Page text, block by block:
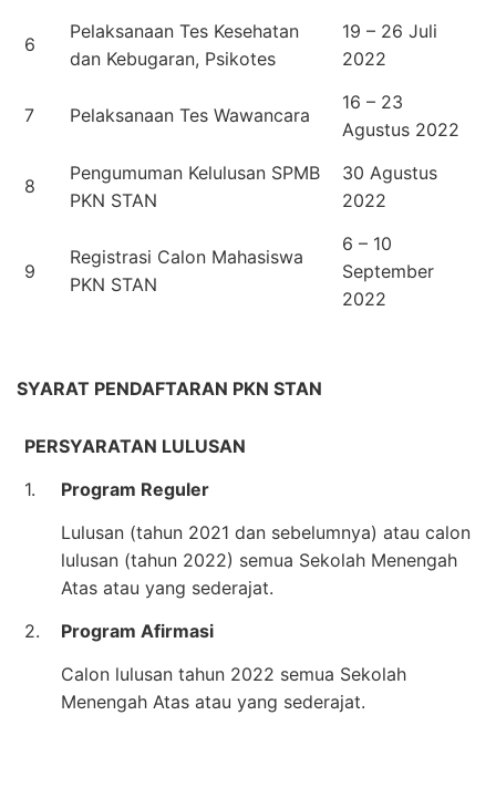
6
Pelaksanaan Tes Kesehatan
dan Kebugaran, Psikotes
19 – 26 Juli
2022
7 Pelaksanaan Tes Wawancara
16 – 23
Agustus 2022
8
Pengumuman Kelulusan SPMB
PKN STAN
30 Agustus
2022
9
Registrasi Calon Mahasiswa
PKN STAN
6 – 10
September
2022
SYARAT PENDAFTARAN PKN STAN
PERSYARATAN LULUSAN
1.
Program Reguler
Lulusan (tahun 2021 dan sebelumnya) atau calon
lulusan (tahun 2022) semua Sekolah Menengah
Atas atau yang sederajat.
2.
Program Afirmasi
Calon lulusan tahun 2022 semua Sekolah
Menengah Atas atau yang sederajat.